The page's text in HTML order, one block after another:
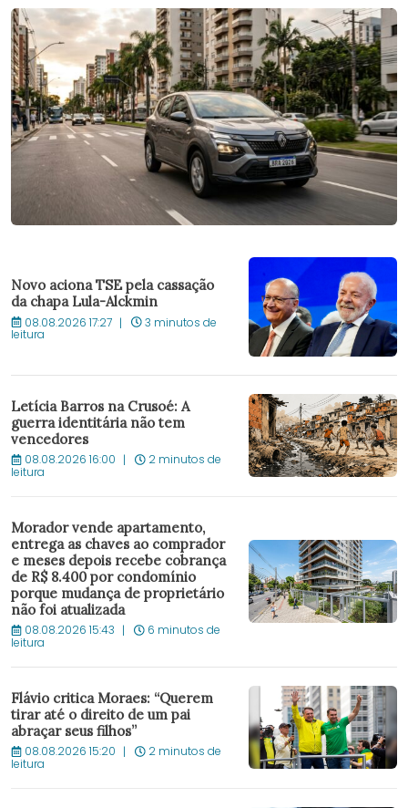
Novo aciona TSE pela cassação
da chapa Lula-Alckmin
08.08.2026 17:27 3 minutos de
leitura
Letícia Barros na Crusoé: A
guerra identitária não tem
vencedores
08.08.2026 16:00 2 minutos de
leitura
Morador vende apartamento,
entrega as chaves ao comprador
e meses depois recebe cobrança
de R$ 8.400 por condomínio
porque mudança de proprietário
não foi atualizada
08.08.2026 15:43 6 minutos de
leitura
Flávio critica Moraes: “Querem
tirar até o direito de um pai
abraçar seus filhos”
08.08.2026 15:20 2 minutos de
leitura